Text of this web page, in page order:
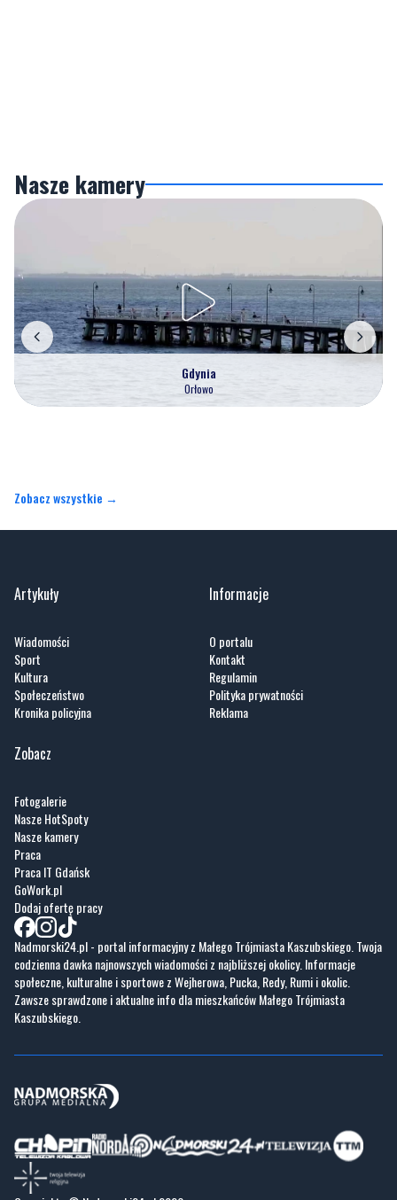
Gdynia
Orłowo
Artykuły
Sport
Kronika policyjna
Informacje
Kontakt
Reklama
Zobacz
Nasze HotSpoty
Praca IT Gdańsk
GoWork.pl
Dodaj ofertę pracy
Nadmorski24.pl - portal informacyjny z Małego Trójmiasta Kaszubskiego. Twoja
codzienna dawka najnowszych wiadomości z najbliższej okolicy. Informacje
społeczne, kulturalne i sportowe z Wejherowa, Pucka, Redy, Rumi i okolic.
Zawsze sprawdzone i aktualne info dla mieszkańców Małego Trójmiasta
Kaszubskiego.
Copyrights © Nadmorski24.pl 2026 r.
Projekt i wykonaniePixlab.pl